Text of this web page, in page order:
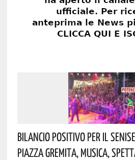
Bilancio Positivo Per Il
Piazza Gremita, Musica,